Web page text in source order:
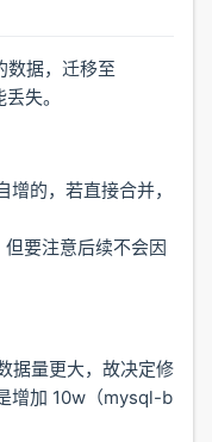
数据，迁移至
失。
的，若直接合并，
要注意后续不会因
据量更大，故决定修
增加 10w（mysql-b